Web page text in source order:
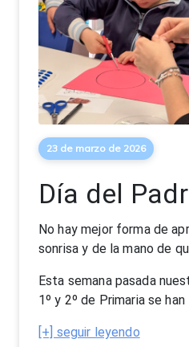
23 de marzo de 2026
Día del
No hay mejor forma de
sonrisa y de la mano de
Esta semana pasada
1º y 2º de Primaria se
[+] seguir leyendo